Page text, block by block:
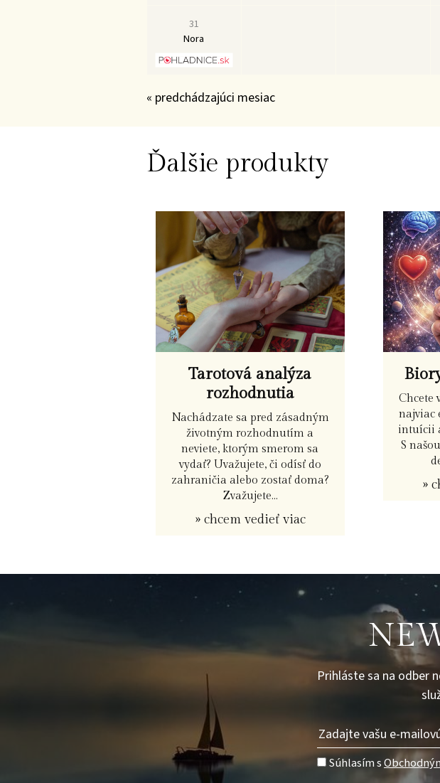
31
Nora
« predchádzajúci mesiac
Ďalšie produkty
Tarotová analýza
rozhodnutia
Nachádzate sa pred zásadným
životným rozhodnutím a
neviete, ktorým smerom sa
vydať? Uvažujete, či odísť do
zahraničia alebo zostať doma?
Zvažujete...
» chcem vedieť viac
Chcete
najviac
intuícii
S
»
Prihláste sa na odber
Súhlasím s